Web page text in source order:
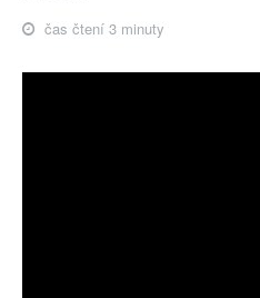
čas čtení 3 minuty